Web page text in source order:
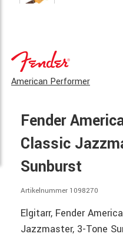
American Performer
Fender
Classic
Sunburst
Artikelnummer 1098270
Elgitarr, Fender
Jazzmaster, 3-Tone